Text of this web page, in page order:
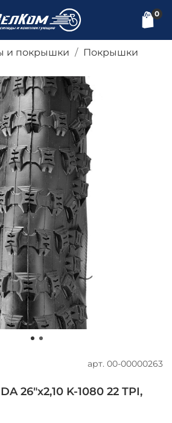
0
и покрышки Покрышки
арт. 00-00000263
26"х2,10 K-1080 22 TPI,